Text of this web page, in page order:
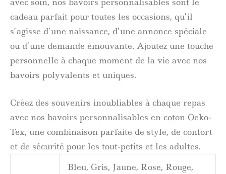
cadeau parfait pour toutes les occasions, qu’il
s’agisse d’une naissance, d’une annonce spéciale
ou d’une demande émouvante. Ajoutez une touche
personnelle à chaque moment de la vie avec nos
bavoirs polyvalents et uniques.
Créez des souvenirs inoubliables à chaque repas
avec nos bavoirs personnalisables en coton Oeko-
Tex, une combinaison parfaite de style, de confort
et de sécurité pour les tout-petits et les adultes.
Bleu, Gris, Jaune, Rose, Rouge,